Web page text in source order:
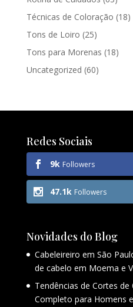
Técnicas de Coloração (18)
Tons de Loiro (25)
Tons para Morenas (18)
Uncategorized (60)
Redes Sociais
9k Followers
47.1k Followers
Novidades do Blog
Cabeleireiro em São
de cabelo em Moema e
Tendências de Cortes de
Completo para Homens